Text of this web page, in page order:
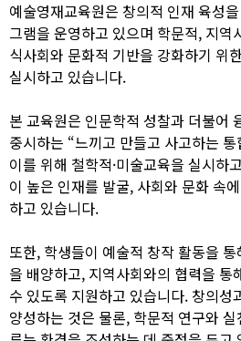
예술영재교육원은 창의적 인재 육성
그램을 운영하고 있으며 학문적, 지역
식사회와 문화적 기반을 강화하기 위
실시하고 있습니다.
본 교육원은 인문학적 성찰과 더불어
중시하는 “느끼고 만들고 사고하는
이를 위해 철학적·미술교육을 실시하
이 높은 인재를 발굴, 사회와 문화 속
하고 있습니다.
또한, 학생들이 예술적 창작 활동을
을 배양하고, 지역사회와의 협력을 통
수 있도록 지원하고 있습니다. 창의성
양성하는 것은 물론, 학문적 연구와